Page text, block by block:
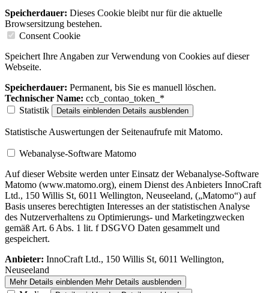
Speicherdauer: Dieses Cookie bleibt nur für die aktuelle
Browsersitzung bestehen.
Consent Cookie
Speichert Ihre Angaben zur Verwendung von Cookies auf dieser
Webseite.
Speicherdauer: Permanent, bis Sie es manuell löschen.
Technischer Name: ccb_contao_token_*
Statistik
Details einblenden Details ausblenden
Statistische Auswertungen der Seitenaufrufe mit Matomo.
Webanalyse-Software Matomo
Auf dieser Website werden unter Einsatz der Webanalyse-Software
Matomo (www.matomo.org), einem Dienst des Anbieters InnoCraft
Ltd., 150 Willis St, 6011 Wellington, Neuseeland, („Matomo“) auf
Basis unseres berechtigten Interesses an der statistischen Analyse
des Nutzerverhaltens zu Optimierungs- und Marketingzwecken
gemäß Art. 6 Abs. 1 lit. f DSGVO Daten gesammelt und
gespeichert.
Anbieter: InnoCraft Ltd., 150 Willis St, 6011 Wellington,
Neuseeland
Mehr Details einblenden Mehr Details ausblenden